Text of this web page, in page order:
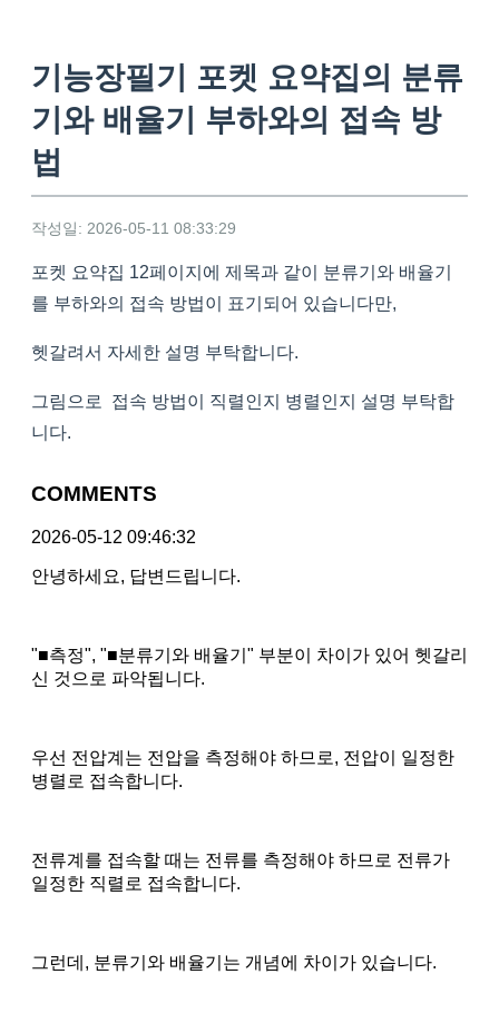
기능장필기 포켓 요약집의 분류
기와 배율기 부하와의 접속 방
법
작성일: 2026-05-11 08:33:29
포켓 요약집 12페이지에 제목과 같이 분류기와 배율기
를 부하와의 접속 방법이 표기되어 있습니다만,
헷갈려서 자세한 설명 부탁합니다.
그림으로 접속 방법이 직렬인지 병렬인지 설명 부탁합
니다.
COMMENTS
2026-05-12 09:46:32
안녕하세요, 답변드립니다.
"■측정", "■분류기와 배율기" 부분이 차이가 있어 헷갈리
신 것으로 파악됩니다.
우선 전압계는 전압을 측정해야 하므로, 전압이 일정한
병렬로 접속합니다.
전류계를 접속할 때는 전류를 측정해야 하므로 전류가
일정한 직렬로 접속합니다.
그런데, 분류기와 배율기는 개념에 차이가 있습니다.